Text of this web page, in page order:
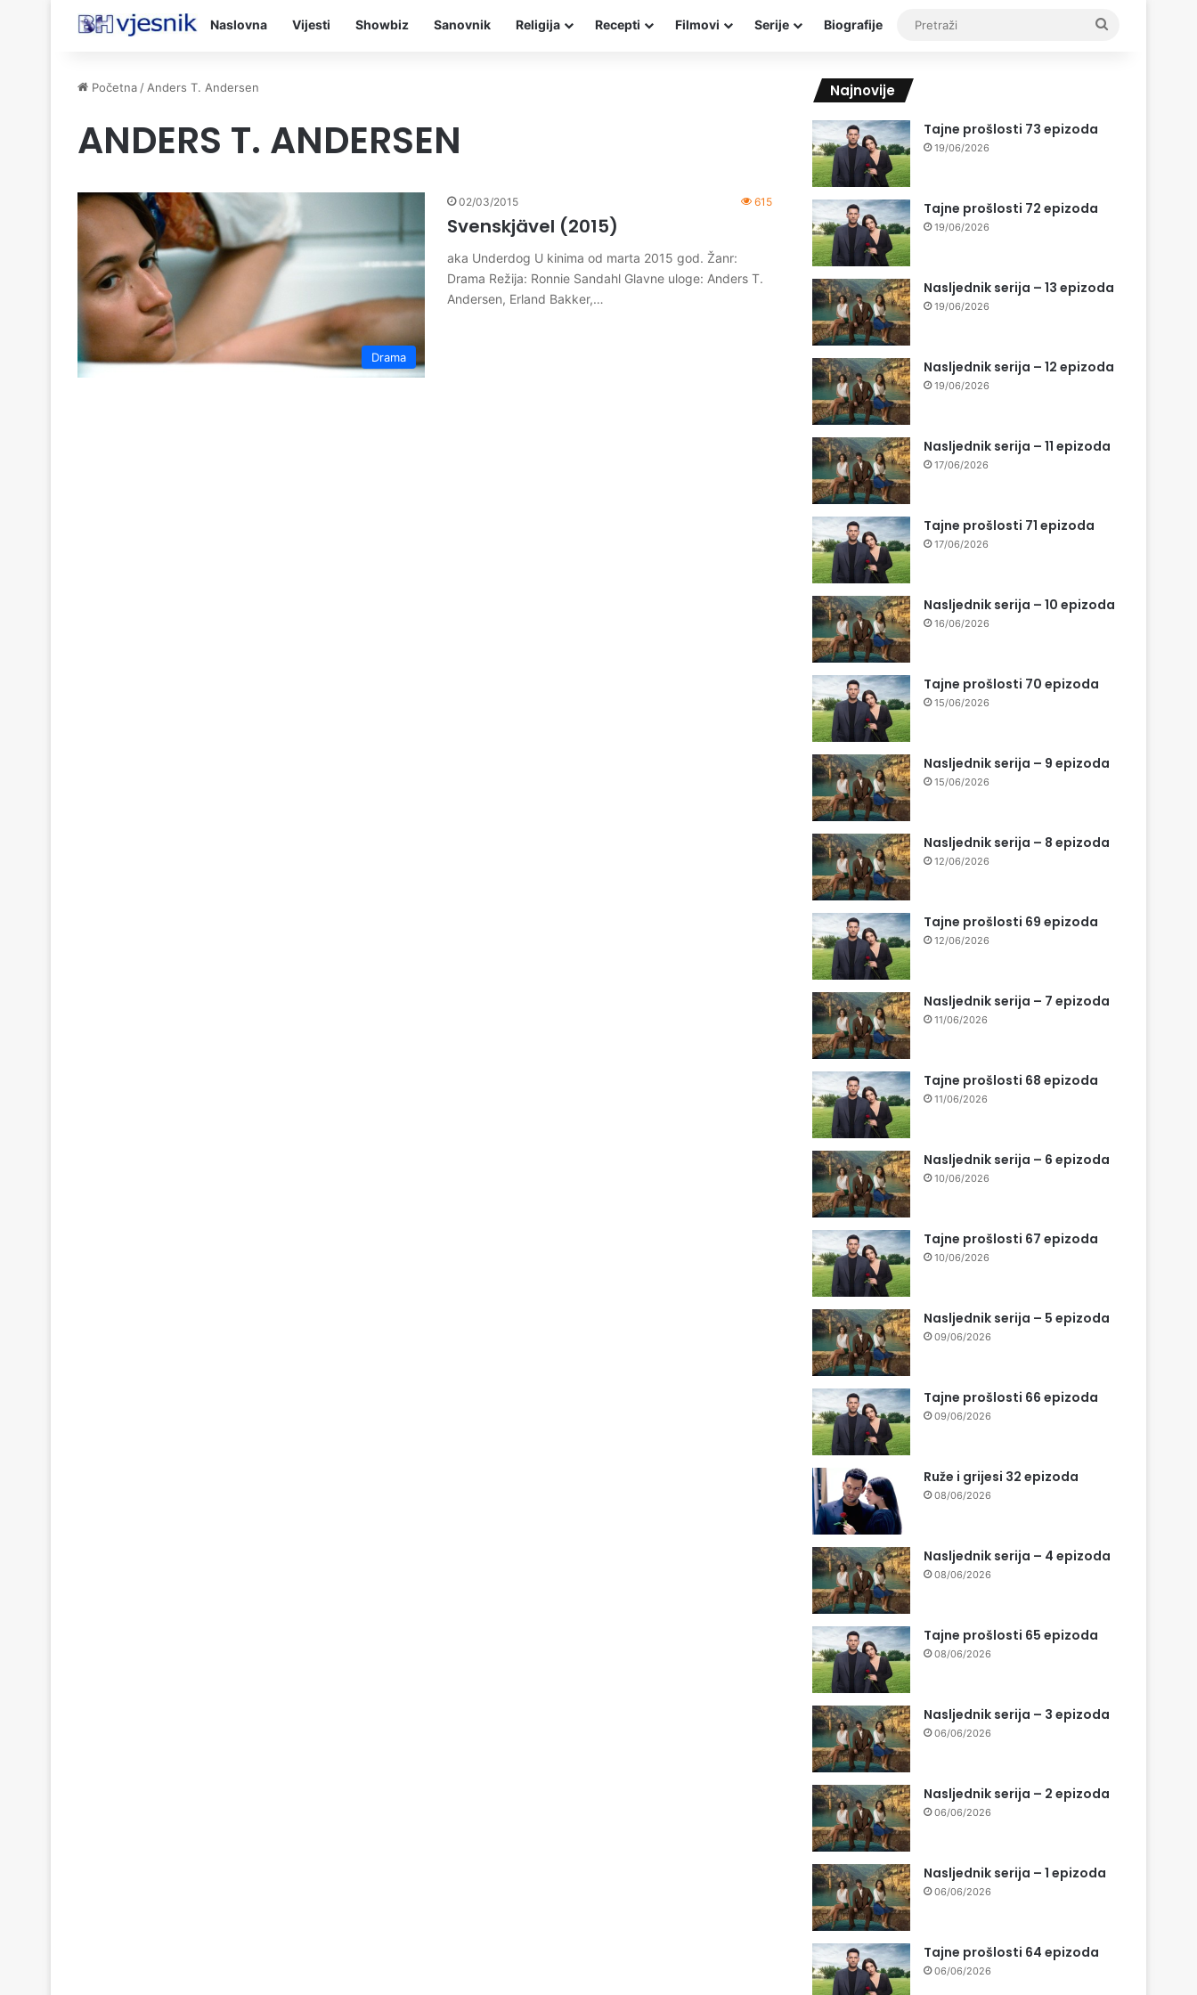
Naslovna Vijesti Showbiz Sanovnik Religija Recepti Filmovi Serije Biografije
Početna / Anders T. Andersen
ANDERS T. ANDERSEN
Drama
02/03/2015 615
Svenskjävel (2015)
aka Underdog U kinima od marta 2015 god. Žanr:
Drama Režija: Ronnie Sandahl Glavne uloge: Anders T.
Andersen, Erland Bakker,…
Najnovije
Tajne prošlosti 73 epizoda
19/06/2026
Tajne prošlosti 72 epizoda
19/06/2026
Nasljednik serija – 13 epizoda
19/06/2026
Nasljednik serija – 12 epizoda
19/06/2026
Nasljednik serija – 11 epizoda
17/06/2026
Tajne prošlosti 71 epizoda
17/06/2026
Nasljednik serija – 10 epizoda
16/06/2026
Tajne prošlosti 70 epizoda
15/06/2026
Nasljednik serija – 9 epizoda
15/06/2026
Nasljednik serija – 8 epizoda
12/06/2026
Tajne prošlosti 69 epizoda
12/06/2026
Nasljednik serija – 7 epizoda
11/06/2026
Tajne prošlosti 68 epizoda
11/06/2026
Nasljednik serija – 6 epizoda
10/06/2026
Tajne prošlosti 67 epizoda
10/06/2026
Nasljednik serija – 5 epizoda
09/06/2026
Tajne prošlosti 66 epizoda
09/06/2026
Ruže i grijesi 32 epizoda
08/06/2026
Nasljednik serija – 4 epizoda
08/06/2026
Tajne prošlosti 65 epizoda
08/06/2026
Nasljednik serija – 3 epizoda
06/06/2026
Nasljednik serija – 2 epizoda
06/06/2026
Nasljednik serija – 1 epizoda
06/06/2026
Tajne prošlosti 64 epizoda
06/06/2026